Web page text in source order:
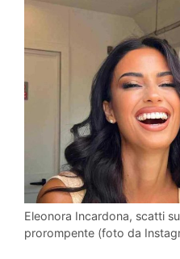
Eleonora Incardona, scatti
prorompente (foto da